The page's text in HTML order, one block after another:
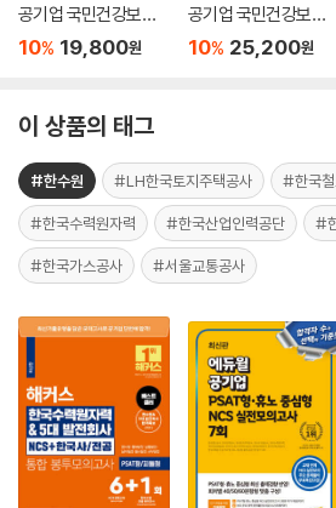
공기업 국민건강보험
공단 NCS+법률 실전
10% 19,800원
공기업 국민건강보험
공단 NCS+법률 기본
10% 25,200원
이 상품의 태그
#한수원 #LH한국토지주택공사 #한국철
#한국수력원자력 #한국산업인력공단 #
#한국가스공사 #서울교통공사